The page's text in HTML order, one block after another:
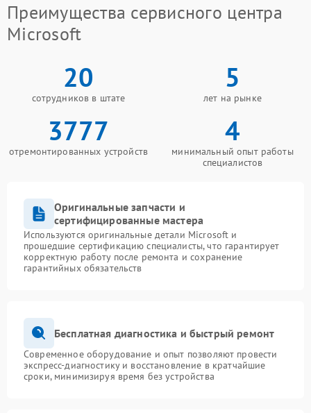
Преимущества сервисного центра
Microsoft
20
сотрудников в штате
5
лет на рынке
3777
отремонтированных устройств
4
минимальный опыт работы
специалистов
Оригинальные запчасти и
сертифицированные мастера
Используются оригинальные детали Microsoft и
прошедшие сертификацию специалисты, что гарантирует
корректную работу после ремонта и сохранение
гарантийных обязательств
Бесплатная диагностика и быстрый ремонт
Современное оборудование и опыт позволяют провести
экспресс-диагностику и восстановление в кратчайшие
сроки, минимизируя время без устройства